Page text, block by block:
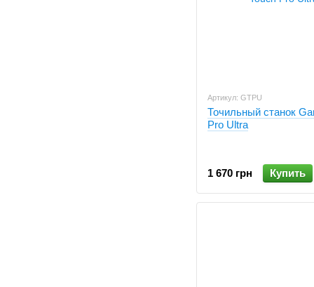
Артикул: GTPU
Точильный станок
Pro Ultra
1 670 грн Купить